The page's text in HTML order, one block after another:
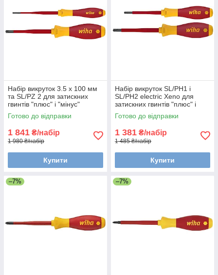
Набір викруток 3.5 x 100 мм
та SL/PZ 2 для затискних
гвинтів "плюс" і "мінус"
SoftFinish electric slimFixWiha
36333
Готово до відправки
1 841 ₴/набір
1 980 ₴/набір
Купити
Набір викруток SL/PH1 і
SL/PH2 electric Xeno для
затискних гвинтів "плюс" і
"мінус" SoftFinish Wiha 32281
Готово до відправки
1 381 ₴/набір
1 485 ₴/набір
Купити
–7% –7%